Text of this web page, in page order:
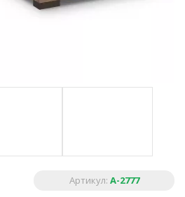
Артикул: A-2777